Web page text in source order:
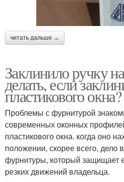
читать дальше →
Заклинило ручку
делать, если
пластикового окна?
Проблемы с фурнитурой
современных оконных
пластикового окна. когда оно
положении, скорее всего, дело
фурнитуры, который защищает
резких движений владельца.